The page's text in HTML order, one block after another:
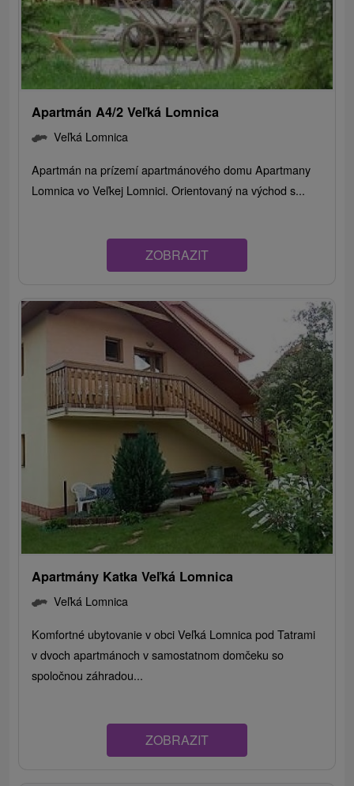
Apartmán A4/2 Veľká Lomnica
Veľká Lomnica
Apartmán na prízemí apartmánového domu Apartmany
Lomnica vo Veľkej Lomnici. Orientovaný na východ s...
ZOBRAZIT
Apartmány Katka Veľká Lomnica
Veľká Lomnica
Komfortné ubytovanie v obci Veľká Lomnica pod Tatrami
v dvoch apartmánoch v samostatnom domčeku so
spoločnou záhradou...
ZOBRAZIT